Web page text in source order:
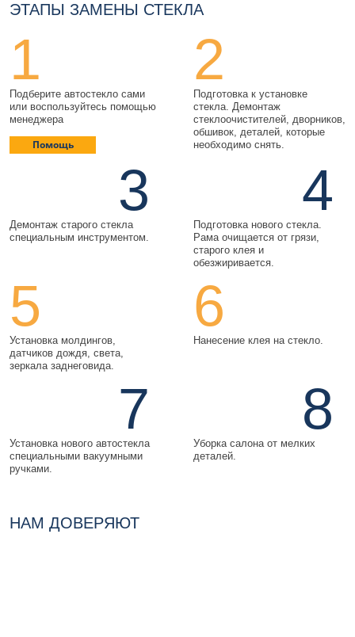
ЭТАПЫ ЗАМЕНЫ СТЕКЛА
1
Подберите автостекло сами
или воспользуйтесь помощью
менеджера
Помощь
2
Подготовка к установке
стекла. Демонтаж
стеклоочистителей, дворников,
обшивок, деталей, которые
необходимо снять.
3
Демонтаж старого стекла
специальным инструментом.
4
Подготовка нового стекла.
Рама очищается от грязи,
старого клея и
обезжиривается.
5
Установка молдингов,
датчиков дождя, света,
зеркала заднеговида.
6
Нанесение клея на стекло.
7
Установка нового автостекла
специальными вакуумными
ручками.
8
Уборка салона от мелких
деталей.
НАМ ДОВЕРЯЮТ